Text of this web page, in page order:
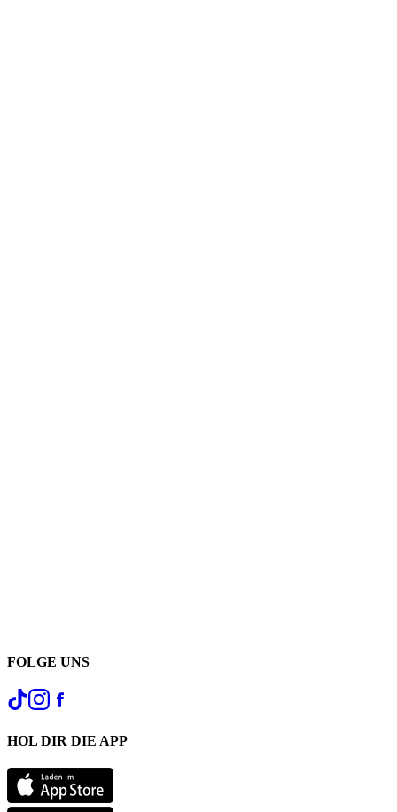
FOLGE UNS
HOL DIR DIE APP